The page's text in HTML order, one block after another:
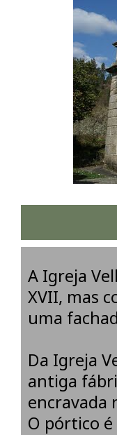
A Igreja
XVII, mas
uma
Da Igreja
antiga
encravada
O pórtico